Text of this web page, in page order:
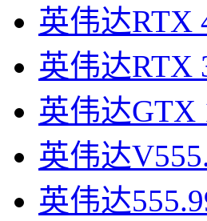
英伟达RTX
英伟达RTX
英伟达GTX
英伟达
英伟达